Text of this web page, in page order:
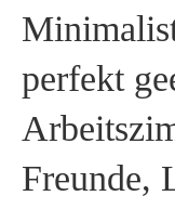
perfekt
Freunde,